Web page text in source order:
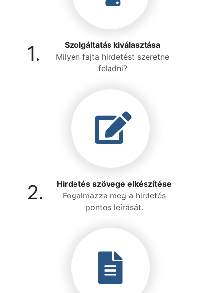
1.
Szolgáltatás kiválasztása
Milyen fajta hirdetést szeretne
feladni?
2.
Hirdetés szövege elkészítése
Fogalmazza meg a hirdetés
pontos leírását.